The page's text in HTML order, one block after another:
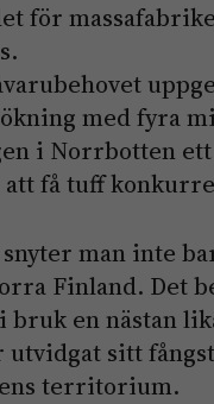
för
med fyra
i Norrbotten
få tuff
man inte
Finland. Det
bruk en nästan
sitt
territorium.